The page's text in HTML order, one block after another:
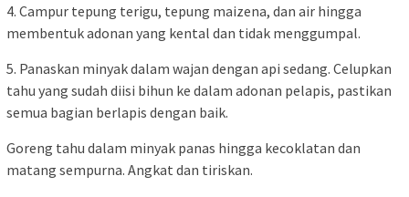
4. Campur tepung terigu, tepung maizena, dan air hingga
membentuk adonan yang kental dan tidak menggumpal.
5. Panaskan minyak dalam wajan dengan api sedang. Celupkan
tahu yang sudah diisi bihun ke dalam adonan pelapis, pastikan
semua bagian berlapis dengan baik.
Goreng tahu dalam minyak panas hingga kecoklatan dan
matang sempurna. Angkat dan tiriskan.